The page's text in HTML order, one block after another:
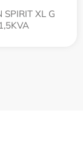
SPIRIT XL G
1,5KVA